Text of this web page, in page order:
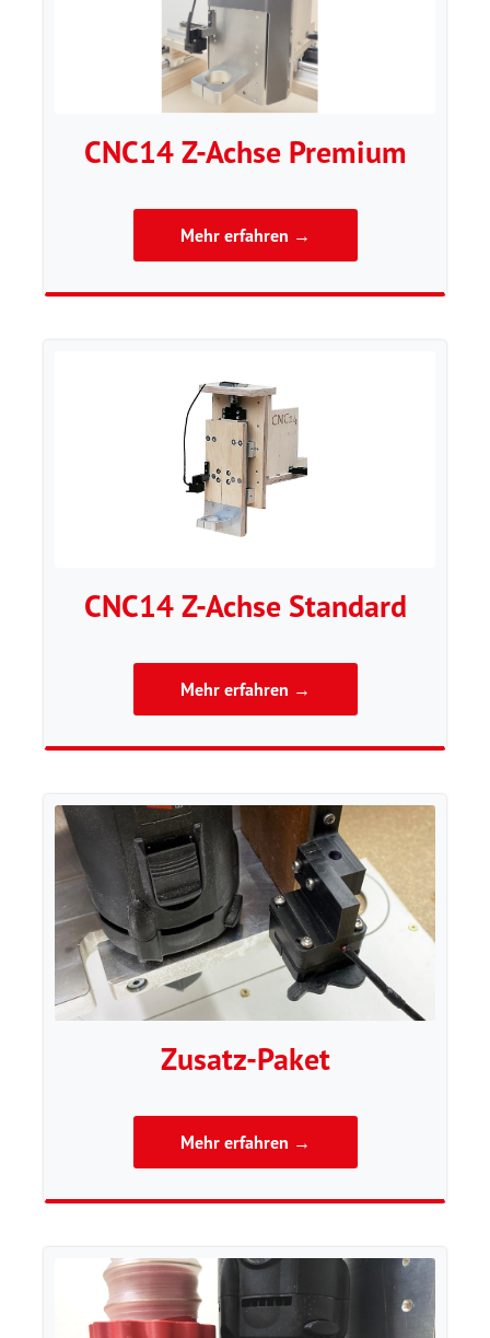
CNC14 Z-Achse Premium
Mehr erfahren →
CNC14 Z-Achse Standard
Mehr erfahren →
Zusatz-Paket
Mehr erfahren →